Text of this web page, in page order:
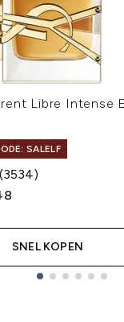
Libre Intense
SALELF
(3534)
Price:
prijs:
SNEL KOPEN